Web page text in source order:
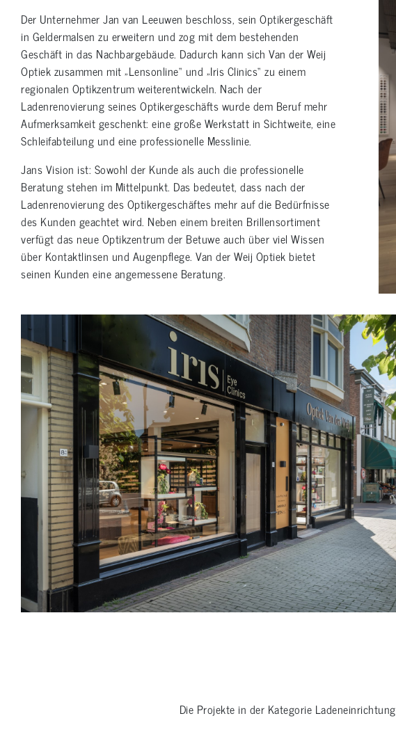
Der Unternehmer Jan van Leeuwen beschloss, sein Optikergeschäft
in Geldermalsen zu erweitern und zog mit dem bestehenden
Geschäft in das Nachbargebäude. Dadurch kann sich Van der Weij
Optiek zusammen mit „Lensonline“ und „Iris Clinics“ zu einem
regionalen Optikzentrum weiterentwickeln. Nach der
Ladenrenovierung seines Optikergeschäfts wurde dem Beruf mehr
Aufmerksamkeit geschenkt: eine große Werkstatt in Sichtweite, eine
Schleifabteilung und eine professionelle Messlinie.
Jans Vision ist: Sowohl der Kunde als auch die professionelle
Beratung stehen im Mittelpunkt. Das bedeutet, dass nach der
Ladenrenovierung des Optikergeschäftes mehr auf die Bedürfnisse
des Kunden geachtet wird. Neben einem breiten Brillensortiment
verfügt das neue Optikzentrum der Betuwe auch über viel Wissen
über Kontaktlinsen und Augenpflege. Van der Weij Optiek bietet
seinen Kunden eine angemessene Beratung.
Die Projekte in der Kategorie Ladeneinrichtung